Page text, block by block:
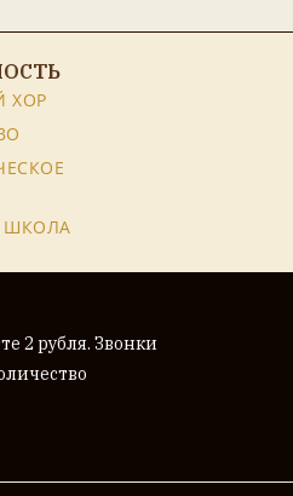
ХОР
ШКОЛА
2 рубля. Звонки